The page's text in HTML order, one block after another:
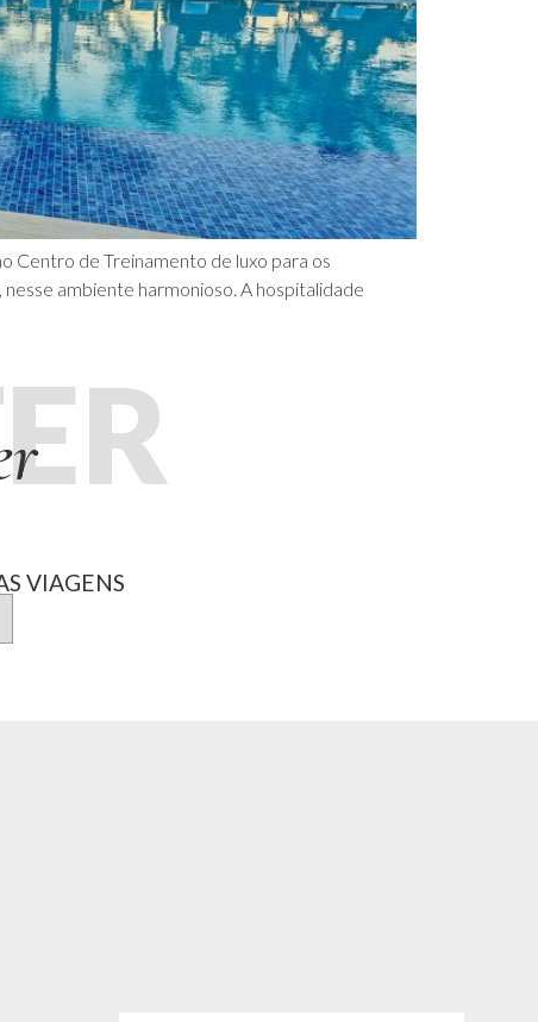
Centro de Treinamento de luxo para os
ambiente harmonioso. A hospitalidade
VIAGENS